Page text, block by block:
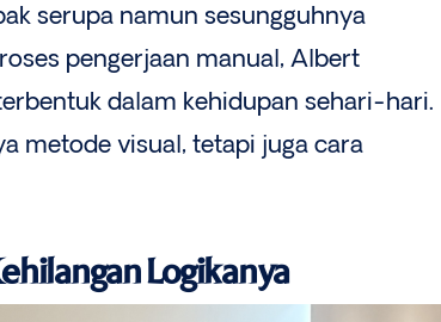
serupa namun sesungguhnya
pengerjaan manual, Albert
dalam kehidupan sehari-hari.
metode visual, tetapi juga cara
Logikanya